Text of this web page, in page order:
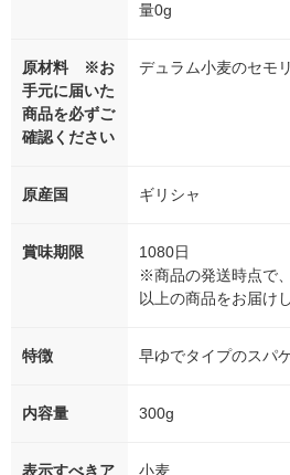
量0g
原材料 ※お
手元に届いた
商品を必ずご
確認ください
デュラム小麦のセモ
原産国 ギリシャ
賞味期限
1080日
※商品の発送時点で
以上の商品をお届け
特徴 早ゆでタイプのスパ
内容量 300g
表示すべきア 小麦